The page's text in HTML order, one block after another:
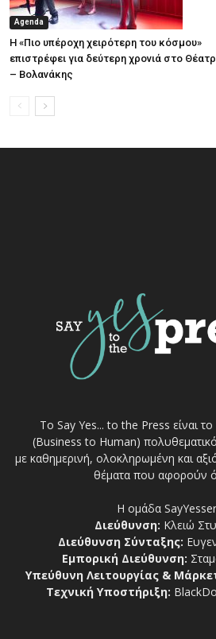
Agenda
Η «Πιο υπέροχη χειρότερη του κόσμου»
επιστρέφει για δεύτερη χρονιά στο
– Βολανάκης
Το Say Yes... to the Press είναι
(Business to Human)
με καθημερινή, ολοκληρωμένη και
θέματα που αφορούν
Η ομάδα
Διεύθυνση: Κλειώ
Διεύθυνση Σύνταξης:
Εμπορική Διεύθυνση:
Υπεύθυνη Λειτουργίας &
Τεχνική Υποστήριξη: